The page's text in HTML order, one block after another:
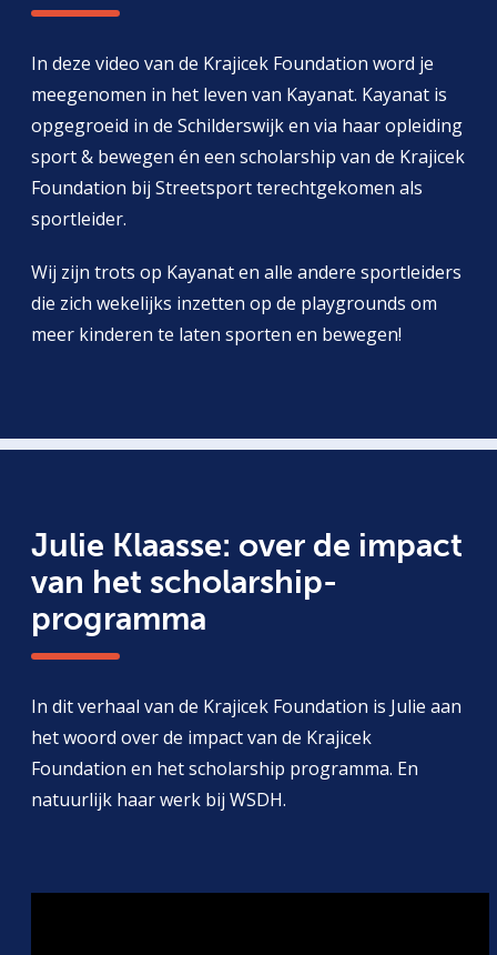
In deze video van de Krajicek Foundation word je
meegenomen in het leven van Kayanat. Kayanat is
opgegroeid in de Schilderswijk en via haar opleiding
sport & bewegen én een scholarship van de Krajicek
Foundation bij Streetsport terechtgekomen als
sportleider.
Wij zijn trots op Kayanat en alle andere sportleiders
die zich wekelijks inzetten op de playgrounds om
meer kinderen te laten sporten en bewegen!
Julie Klaasse: over de impact
van het scholarship-
programma
In dit verhaal van de Krajicek Foundation is Julie aan
het woord over de impact van de Krajicek
Foundation en het scholarship programma. En
natuurlijk haar werk bij WSDH.